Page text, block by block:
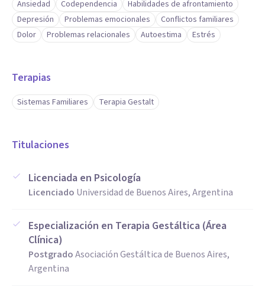
Integridad y Ética Profesional: Compromiso absoluto con la
confidencialidad, el código deontológico y el bienestar del
paciente.
Ansiedad Codependencia
Habilidades de afrontamiento
Depresión
Problemas emocionales
Conflictos familiares
Dolor
Problemas relacionales Autoestima Estrés
Terapias
Sistemas Familiares Terapia Gestalt
Titulaciones
Licenciada en Psicología
Licenciado Universidad de Buenos Aires, Argentina
Especialización en Terapia Gestáltica (Área
Clínica)
PostgradoAsociación Gestáltica de Buenos Aires,
Argentina